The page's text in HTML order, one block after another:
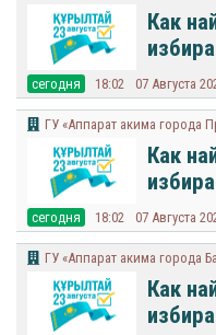
Как
cегодня 18:02 07 Августа
ГУ «Аппарат акима города
Как
cегодня 18:02 07 Августа
ГУ «Аппарат акима города
Как